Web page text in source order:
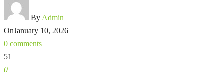
By Admin
OnJanuary 10, 2026
0 comments
51
0